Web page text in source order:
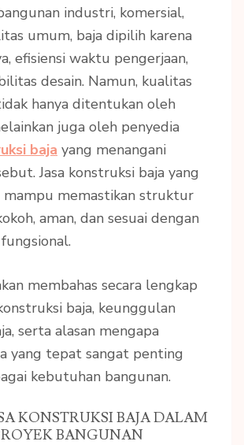
industri, komersial,
umum, baja dipilih karena
efisiensi waktu pengerjaan,
desain. Namun, kualitas
hanya ditentukan oleh
juga oleh penyedia
baja yang menangani
Jasa konstruksi baja yang
memastikan struktur
aman, dan sesuai dengan
membahas secara lengkap
baja, keunggulan
serta alasan mengapa
yang tepat sangat penting
kebutuhan bangunan.
KONSTRUKSI BAJA DALAM
BANGUNAN